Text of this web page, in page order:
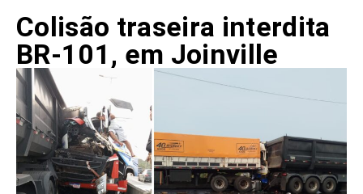
Colisão traseira interdita
BR-101, em Joinville